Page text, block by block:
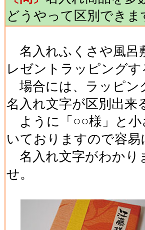
どうやって区別できま
名入れふくさや風呂
レゼントラッピングす
場合には、ラッピン
名入れ文字が区別出来
ように「○○様」と小
いておりますので容易
名入れ文字がわかり
せ。